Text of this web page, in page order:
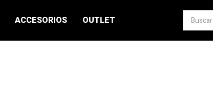
ACCESORIOS OUTLET